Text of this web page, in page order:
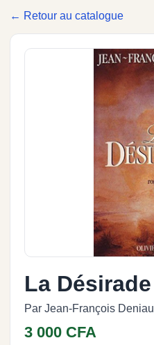
← Retour au catalogue
La Désirade
Par Jean-François Deniau
3 000 CFA